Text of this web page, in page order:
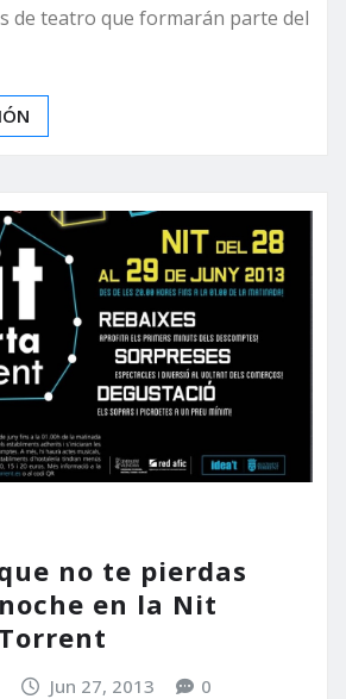
de teatro que formarán parte del
no te pierdas
en la Nit
Jun 27, 2013 0